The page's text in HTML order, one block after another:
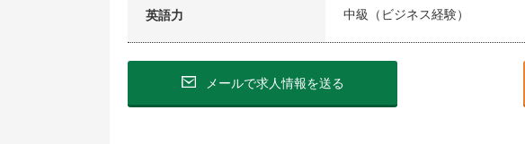
英語力 中級（ビジネス経験）
メールで求人情報を送る